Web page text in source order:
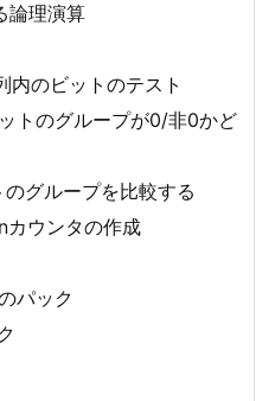
論理演算
内のビットのテスト
トのグループが0/非0かど
グループを比較する
カウンタの作成
パック